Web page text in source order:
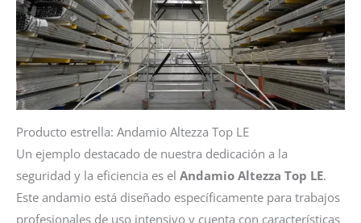
Producto estrella: Andamio Altezza Top LE
Un ejemplo destacado de nuestra dedicación a la
seguridad y la eficiencia es el Andamio Altezza Top LE.
Este andamio está diseñado específicamente para trabajos
profesionales de uso intensivo y cuenta con características